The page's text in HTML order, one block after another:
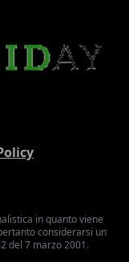
in quanto viene
considerarsi un
del 7 marzo 2001.